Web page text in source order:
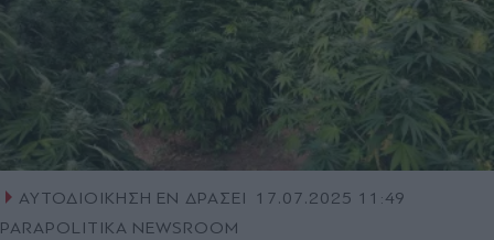
ΑΥΤΟΔΙΟΙΚΗΣΗ ΕΝ ΔΡΑΣΕΙ
17.07.2025 11:49
PARAPOLITIKA NEWSROOM